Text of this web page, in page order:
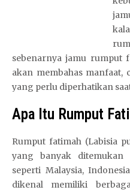
sebenarnya jamu rumput
akan membahas manfaat,
yang perlu diperhatikan
Apa Itu Rumput
Rumput fatimah (Labisia
yang banyak ditemukan
seperti Malaysia,
dikenal memiliki